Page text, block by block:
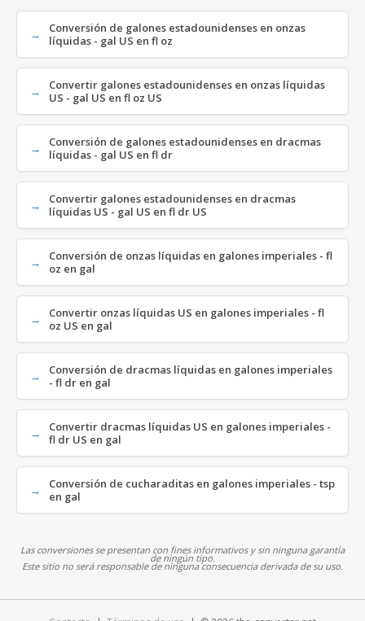
Conversión de galones estadounidenses en onzas
líquidas - gal US en fl oz
Convertir galones estadounidenses en onzas líquidas
US - gal US en fl oz US
Conversión de galones estadounidenses en dracmas
líquidas - gal US en fl dr
Convertir galones estadounidenses en dracmas
líquidas US - gal US en fl dr US
Conversión de onzas líquidas en galones imperiales - fl
oz en gal
Convertir onzas líquidas US en galones imperiales - fl
oz US en gal
Conversión de dracmas líquidas en galones imperiales
- fl dr en gal
Convertir dracmas líquidas US en galones imperiales -
fl dr US en gal
Conversión de cucharaditas en galones imperiales - tsp
en gal
Las conversiones se presentan con fines informativos y sin ninguna garantía
de ningún tipo.
Este sitio no será responsable de ninguna consecuencia derivada de su uso.